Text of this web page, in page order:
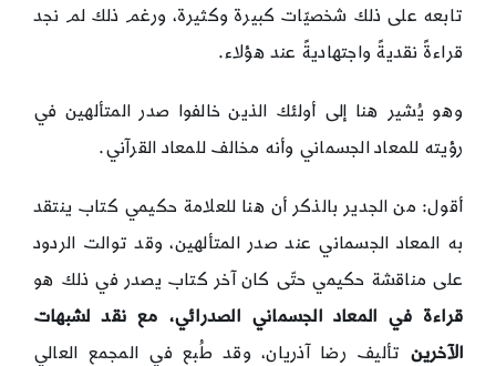
تابعه على ذلك شخصيّات كبيرة وكثيرة، ورغم ذلك لم نجد
قراءةً نقديةً واجتهاديةً عند هؤلاء.
وهو يُشير هنا إلى أولئك الذين خالفوا صدر المتألهين في
رؤيته للمعاد الجسماني وأنه مخالف للمعاد القرآني.
أقول: من الجدير بالذكر أن هنا للعلامة حكيمي كتاب ينتقد
به المعاد الجسماني عند صدر المتألهين، وقد توالت الردود
على مناقشة حكيمي حتّى كان آخر كتاب يصدر في ذلك هو
قراءة في المعاد الجسماني الصدرائي، مع نقد لشبهات
الآخرين تأليف رضا آذريان، وقد طُبع في المجمع العالي